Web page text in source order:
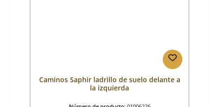
Caminos Saphir ladrillo de suelo delante a
la izquierda